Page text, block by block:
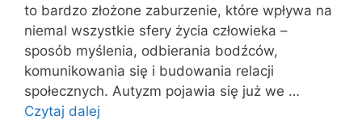
to bardzo złożone zaburzenie, które wpływa na
niemal wszystkie sfery życia człowieka –
sposób myślenia, odbierania bodźców,
komunikowania się i budowania relacji
społecznych. Autyzm pojawia się już we …
Czytaj dalej